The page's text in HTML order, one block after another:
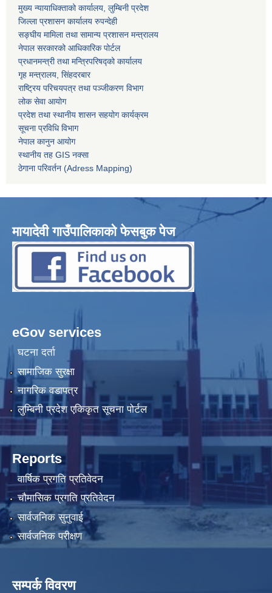
मुख्य न्यायाधिक्ताको कार्यालय, लुम्बिनी प्रदेश
जिल्ला प्रशासन कार्यालय रुपन्देही
सङ्घीय मामिला तथा सामान्य प्रशासन मन्त्रालय
नेपाल सरकारको आधिकारिक पोर्टल
प्रधानमन्त्री तथा मन्त्रिपरिषद्को कार्यालय
गृह मन्त्रालय, सिंहदरबार
राष्ट्रिय परिचयपत्र तथा पञ्जीकरण विभाग
लोक सेवा आयोग
प्रदेश तथा स्थानीय शासन सहयोग कार्यक्रम
सूचना प्रविधि विभाग
नेपाल कानुन आयोग
स्थानीय तह GIS नक्सा
ठेगाना परिवर्तन (Adress Mapping)
मायादेवी गाउँपालिकाको फेसबुक पेज
eGov services
घटना दर्ता
सामाजिक सुरक्षा
नागरिक वडापत्र
लुम्बिनी प्रदेश एकिकृत सूचना पोर्टल
Reports
वार्षिक प्रगति प्रतिवेदन
चौमासिक प्रगति प्रतिवेदन
सार्वजनिक सुनुवाई
सार्वजनिक परीक्षण
सम्पर्क विवरण